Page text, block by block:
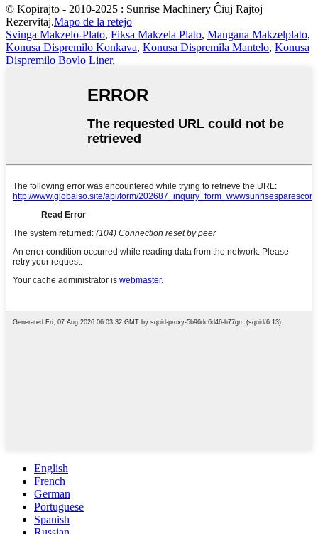
© Kopirajto - 2010-2025 : Sunrise Machinery Ĉiuj Rajtoj
Rezervitaj.Mapo de la retejo
Svinga Makzelo-Plato, Fiksa Makzela Plato, Mangana Makzelplato,
Konusa Dispremilo Konkava, Konusa Dispremila Mantelo, Konusa
Dispremilo Bovlo Liner,
English
French
German
Portuguese
Spanish